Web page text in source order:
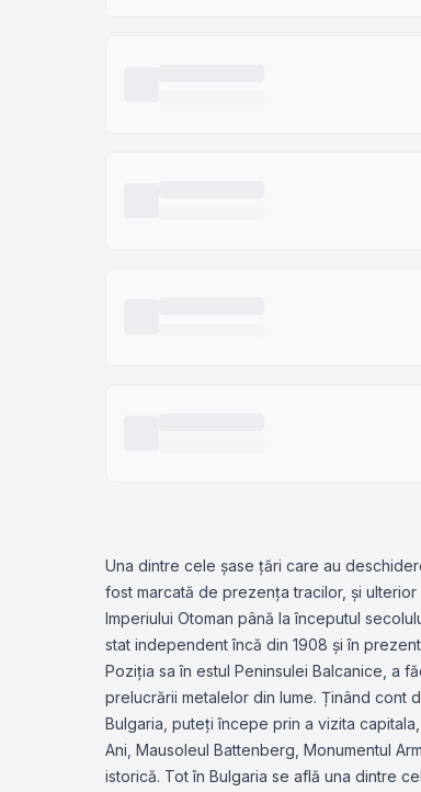
Una dintre cele șase țări care au
fost marcată de prezența tracilor, și
Imperiului Otoman până la începutul
stat independent încă din 1908 și în
Poziția sa în estul Peninsulei Balcanice, a
prelucrării metalelor din lume. Ținând cont
Bulgaria, puteți începe prin a vizita
Ani, Mausoleul Battenberg, Monumentul
istorică. Tot în Bulgaria se află una dintre